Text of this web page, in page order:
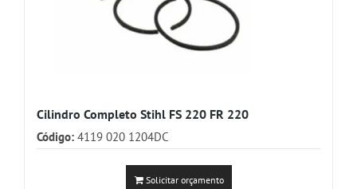
Cilindro Completo Stihl FS 220 FR 220
Código: 4119 020 1204DC
Solicitar orçamento